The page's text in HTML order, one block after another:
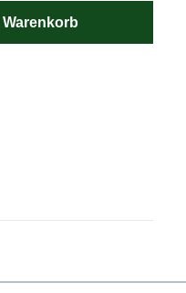
Wert ein
Warenkorb